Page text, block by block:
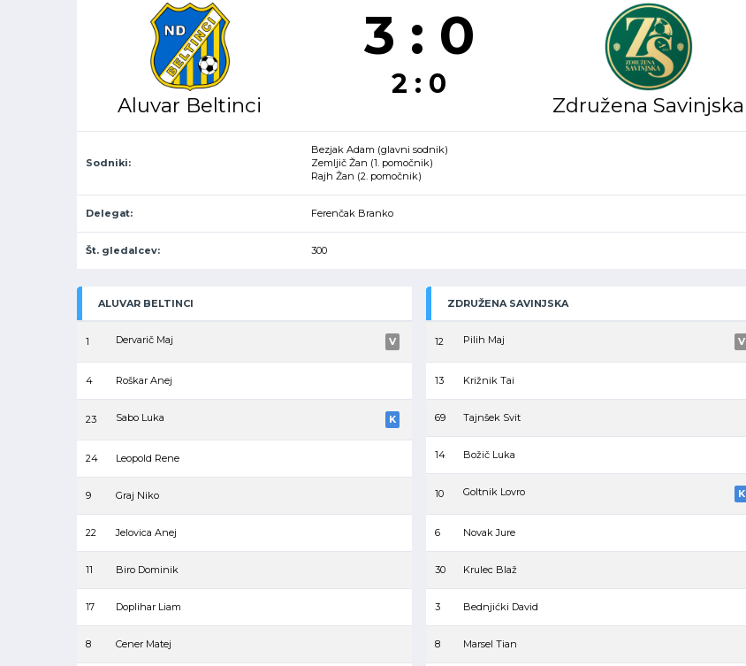
Aluvar Beltinci
3 : 0
2 : 0
Združena Savinjska
Sodniki:
Bezjak Adam (glavni sodnik)
Zemljič Žan (1. pomočnik)
Rajh Žan (2. pomočnik)
Delegat: Ferenčak Branko
Št. gledalcev: 300
ALUVAR BELTINCI
1 Dervarič Maj V
4 Roškar Anej
23 Sabo Luka K
24 Leopold Rene
9 Graj Niko
22 Jelovica Anej
11 Biro Dominik
17 Doplihar Liam
8 Cener Matej
ZDRUŽENA SAVINJSKA
12 Pilih Maj V
13 Križnik Tai
69 Tajnšek Svit
14 Božič Luka
10 Goltnik Lovro K
6 Novak Jure
30 Krulec Blaž
3 Bednjićki David
8 Marsel Tian